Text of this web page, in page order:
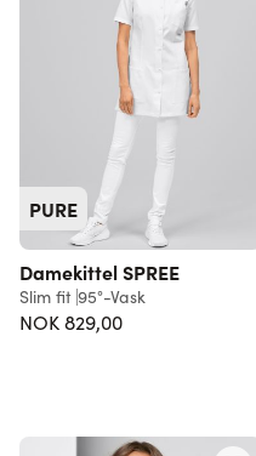
PURE
Damekittel SPREE
Slim fit 95°-Vask
NOK 829,00